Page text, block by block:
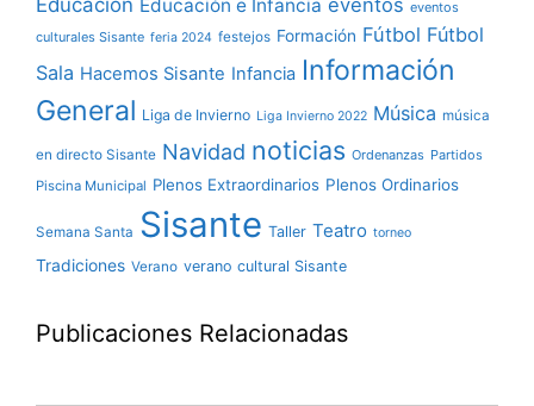
Educación Educación e Infancia eventos eventos
culturales Sisante feria 2024 festejos Formación Fútbol Fútbol
Sala Hacemos Sisante Infancia Información
General Liga de Invierno Liga Invierno 2022 Música música
en directo Sisante Navidad noticias Ordenanzas Partidos
Piscina Municipal Plenos Extraordinarios Plenos Ordinarios
Semana Santa Sisante Taller Teatro torneo
Tradiciones Verano verano cultural Sisante
Publicaciones Relacionadas